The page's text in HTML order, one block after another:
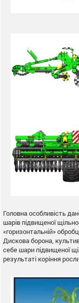
Головна особливість
шарів підвищеної
«горизонтальній»
Дискова борона,
себе шари підвищеної
результаті коріння